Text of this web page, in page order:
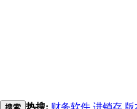
热搜: 财务软件 进销存 版